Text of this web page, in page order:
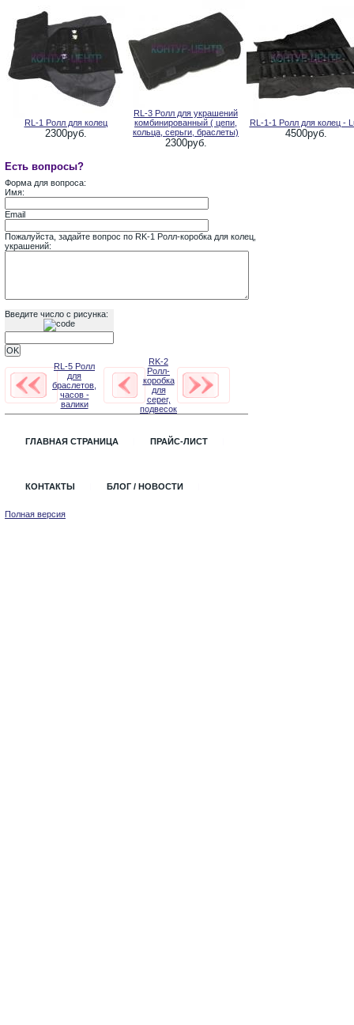
RL-1 Ролл для колец
2300руб.
RL-3 Ролл для украшений
комбинированный ( цепи,
кольца, серьги, браслеты)
2300руб.
RL-1-1 Ролл для колец -
4500руб.
Есть вопросы?
Форма для вопроса:
Имя:
Email
Пожалуйста, задайте вопрос по RK-1 Ролл-коробка для колец,
украшений:
Введите число с рисунка:
RL-5 Ролл
для
браслетов,
часов -
валики
RK-2
Ролл-
коробка
для
серег,
подвесок
ГЛАВНАЯ СТРАНИЦА ПРАЙС-ЛИСТ
КОНТАКТЫ БЛОГ / НОВОСТИ
Полная версия